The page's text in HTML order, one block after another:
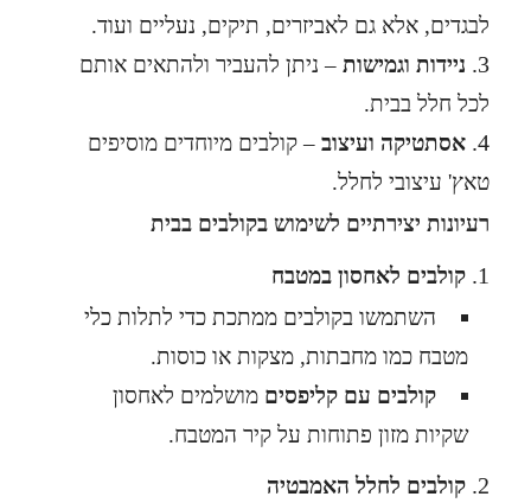
לבגדים, אלא גם לאביזרים, תיקים, נעליים ועוד.
ניידות וגמישות – ניתן להעביר ולהתאים אותם
לכל חלל בבית.
אסתטיקה ועיצוב – קולבים מיוחדים מוסיפים
טאץ' עיצובי לחלל.
רעיונות יצירתיים לשימוש בקולבים בבית
קולבים לאחסון במטבח
השתמשו בקולבים ממתכת כדי לתלות כלי
מטבח כמו מחבתות, מצקות או כוסות.
קולבים עם קליפסים מושלמים לאחסון
שקיות מזון פתוחות על קיר המטבח.
קולבים לחלל האמבטיה